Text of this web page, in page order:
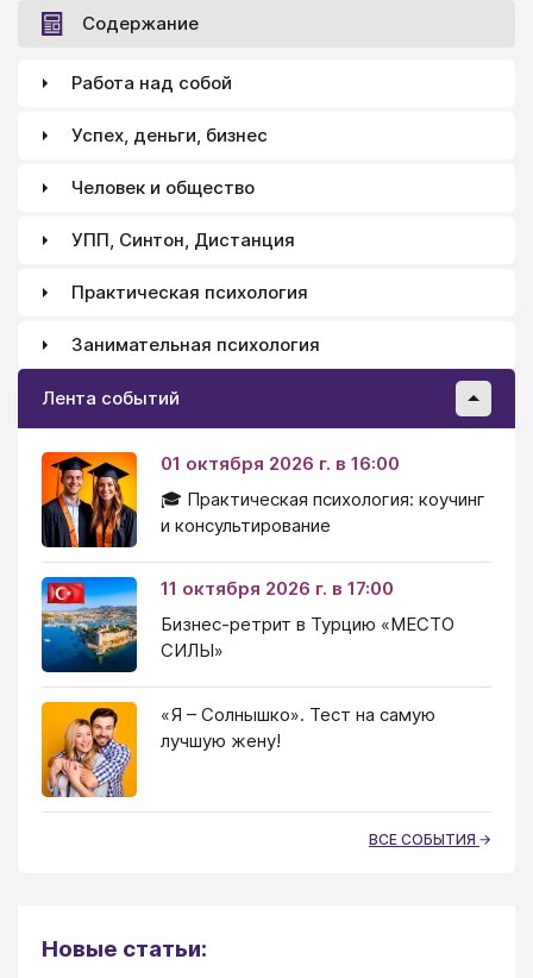
это проблемная защита. Однако в психологической
(точнее, психотерапевтической) среде основное
Список подобных защит включает много десятков
похоже, что составлять подробные списки
бессмысленно, как составлять список всех
Содержание
Работа над собой
Успех, деньги, бизнес
Человек и общество
УПП, Синтон, Дистанция
Практическая психология
Занимательная психология
Лента событий
01 октября 2026 г. в 16:00
🎓 Практическая психология: коучинг
и консультирование
11 октября 2026 г. в 17:00
Бизнес-ретрит в Турцию «МЕСТО
СИЛЫ»
«Я – Солнышко». Тест на самую
лучшую жену!
ВСЕ СОБЫТИЯ
Новые статьи: